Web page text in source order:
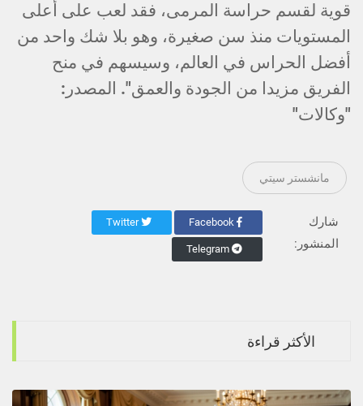
قوية لقسم حراسة المرمى، فقد لعب على أعلى
المستويات منذ سن صغيرة، وهو بلا شك واحد من
أفضل الحراس في العالم، وسيسهم في منح
الفريق مزيدا من الجودة والعمق". المصدر:
"وكالات"
مانشستر سيتي
شارك
المنشور:
Facebook
Twitter
Telegram
الأكثر قراءة